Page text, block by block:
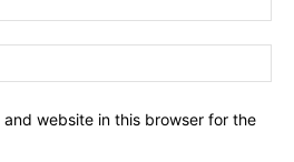
and website in this browser for the